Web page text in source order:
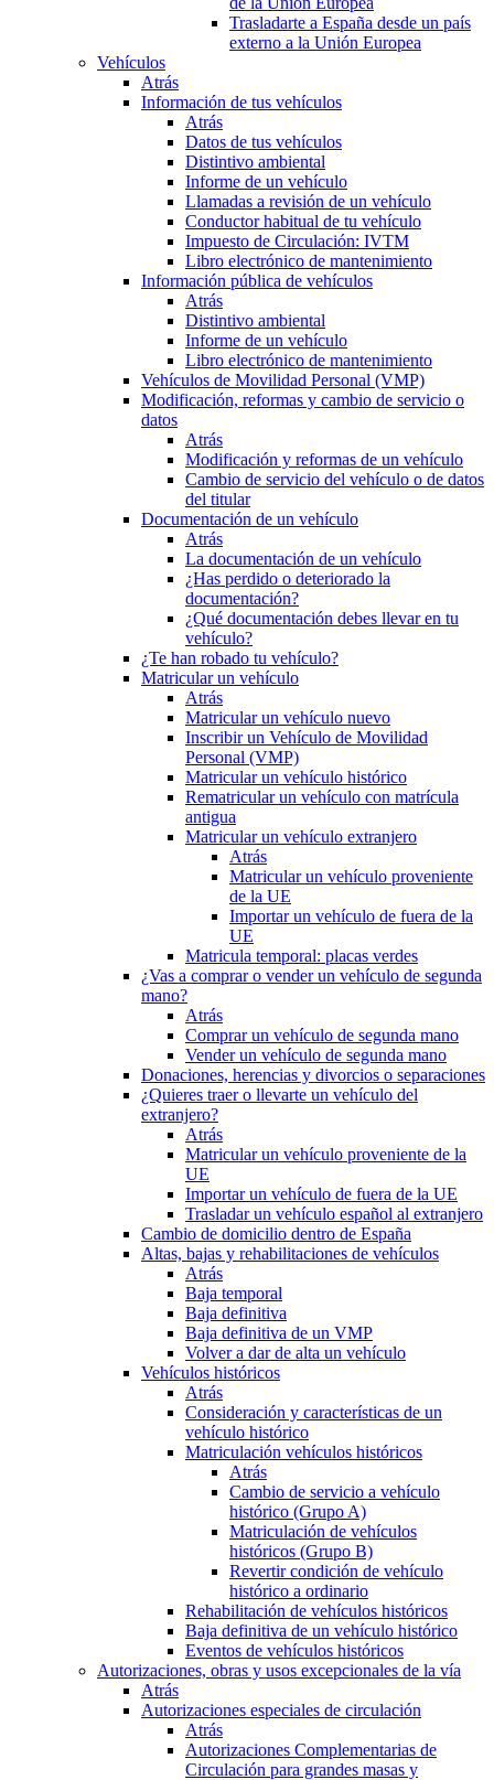
Trasladarte a España desde un país
externo a la Unión Europea
Vehículos
Atrás
Información de tus vehículos
Atrás
Datos de tus vehículos
Distintivo ambiental
Informe de un vehículo
Llamadas a revisión de un vehículo
Conductor habitual de tu vehículo
Impuesto de Circulación: IVTM
Libro electrónico de mantenimiento
Información pública de vehículos
Atrás
Distintivo ambiental
Informe de un vehículo
Libro electrónico de mantenimiento
Vehículos de Movilidad Personal (VMP)
Modificación, reformas y cambio de servicio o
datos
Atrás
Modificación y reformas de un vehículo
Cambio de servicio del vehículo o de datos
del titular
Documentación de un vehículo
Atrás
La documentación de un vehículo
¿Has perdido o deteriorado la
documentación?
¿Qué documentación debes llevar en tu
vehículo?
¿Te han robado tu vehículo?
Matricular un vehículo
Atrás
Matricular un vehículo nuevo
Inscribir un Vehículo de Movilidad
Personal (VMP)
Matricular un vehículo histórico
Rematricular un vehículo con matrícula
antigua
Matricular un vehículo extranjero
Atrás
Matricular un vehículo proveniente
de la UE
Importar un vehículo de fuera de la
UE
Matricula temporal: placas verdes
¿Vas a comprar o vender un vehículo de segunda
mano?
Atrás
Comprar un vehículo de segunda mano
Vender un vehículo de segunda mano
Donaciones, herencias y divorcios o separaciones
¿Quieres traer o llevarte un vehículo del
extranjero?
Atrás
Matricular un vehículo proveniente de la
UE
Importar un vehículo de fuera de la UE
Trasladar un vehículo español al extranjero
Cambio de domicilio dentro de España
Altas, bajas y rehabilitaciones de vehículos
Atrás
Baja temporal
Baja definitiva
Baja definitiva de un VMP
Volver a dar de alta un vehículo
Vehículos históricos
Atrás
Consideración y características de un
vehículo histórico
Matriculación vehículos históricos
Atrás
Cambio de servicio a vehículo
histórico (Grupo A)
Matriculación de vehículos
históricos (Grupo B)
Revertir condición de vehículo
histórico a ordinario
Rehabilitación de vehículos históricos
Baja definitiva de un vehículo histórico
Eventos de vehículos históricos
Autorizaciones, obras y usos excepcionales de la vía
Atrás
Autorizaciones especiales de circulación
Atrás
Autorizaciones Complementarias de
Circulación para grandes masas y